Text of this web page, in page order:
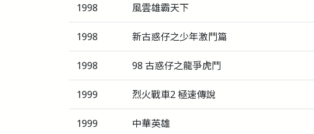
1998 風雲雄霸天下
1998 新古惑仔之少年激鬥篇
1998 98 古惑仔之龍爭虎鬥
1999 烈火戰車2 極速傳說
1999 中華英雄